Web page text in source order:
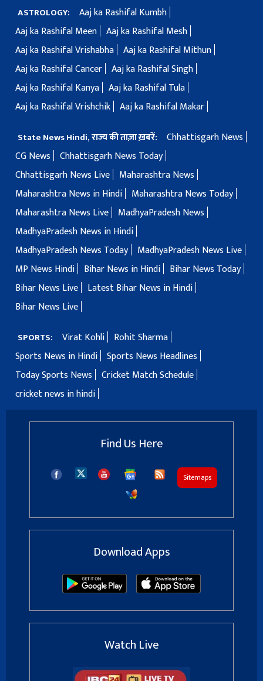
ASTROLOGY:
Aaj ka Rashifal Kumbh
Aaj ka Rashifal Meen Aaj ka Rashifal Mesh
Aaj ka Rashifal Vrishabha Aaj ka Rashifal Mithun
Aaj ka Rashifal Cancer Aaj ka Rashifal Singh
Aaj ka Rashifal Kanya Aaj ka Rashifal Tula
Aaj ka Rashifal Vrishchik Aaj ka Rashifal Makar
State News Hindi, राज्य की ताज़ा ख़बरें:
Chhattisgarh News
CG News
Chhattisgarh News Today
Chhattisgarh News Live
Maharashtra News
Maharashtra News in Hindi
Maharashtra News Today
Maharashtra News Live
MadhyaPradesh News
MadhyaPradesh News in Hindi
MadhyaPradesh News Today
MadhyaPradesh News Live
MP News Hindi
Bihar News in Hindi
Bihar News Today
Bihar News Live
Latest Bihar News in Hindi
Bihar News Live
SPORTS: Virat Kohli
Rohit Sharma
Sports News in Hindi Sports News Headlines
Today Sports News
Cricket Match Schedule
cricket news in hindi
Find Us Here
Sitemaps
Download Apps
Watch Live